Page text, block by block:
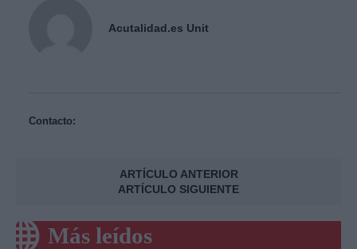
Acutalidad.es Unit
Contacto:
ARTÍCULO ANTERIOR
ARTÍCULO SIGUIENTE
Más leídos